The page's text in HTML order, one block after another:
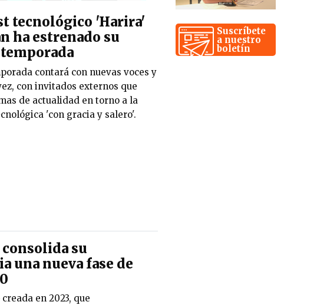
tecnológico 'Harira'
ha estrenado su
contará con nuevas voces y
con invitados externos que
de actualidad en torno a la
'con gracia y salero'.
su
una nueva fase de
en 2023, que
Suscríbete
a nuestro
boletín